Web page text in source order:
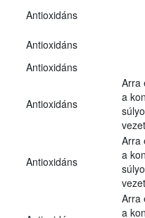
Antioxidáns
Antioxidáns
Antioxidáns
Antioxidáns
Arra
a
Antioxidáns
Arra
a
Arra
a